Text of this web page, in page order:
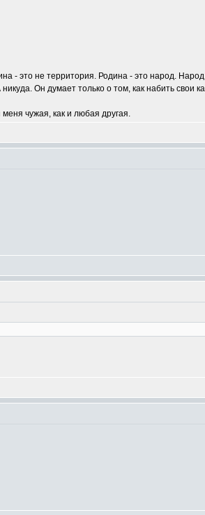
- это не территория. Родина - это народ.
Он думает только о том, как набить свои
чужая, как и любая другая.